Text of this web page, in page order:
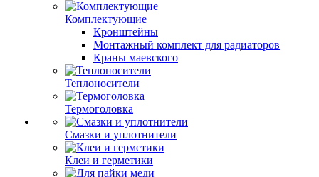
Комплектующие
Кронштейны
Монтажный комплект для радиаторов
Краны маевского
Теплоносители
Термоголовка
Смазки и уплотнители
Клеи и герметики